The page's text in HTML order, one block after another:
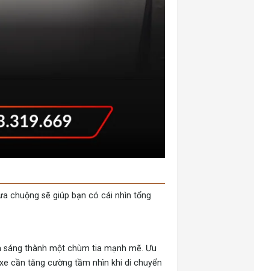
chuộng sẽ giúp bạn có cái nhìn tổng
thành một chùm tia mạnh mẽ. Ưu
cần tăng cường tầm nhìn khi di chuyển